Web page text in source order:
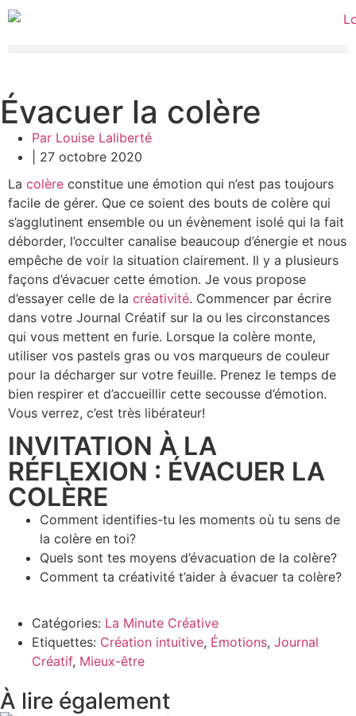
Évacuer la colère
Par Louise Laliberté
27 octobre 2020
La colère constitue une émotion qui n’est pas toujours
facile de gérer. Que ce soient des bouts de colère qui
s’agglutinent ensemble ou un évènement isolé qui la fait
déborder, l’occulter canalise beaucoup d’énergie et nous
empêche de voir la situation clairement. Il y a plusieurs
façons d’évacuer cette émotion. Je vous propose
d’essayer celle de la créativité. Commencer par écrire
dans votre Journal Créatif sur la ou les circonstances
qui vous mettent en furie. Lorsque la colère monte,
utiliser vos pastels gras ou vos marqueurs de couleur
pour la décharger sur votre feuille. Prenez le temps de
bien respirer et d’accueillir cette secousse d’émotion.
Vous verrez, c’est très libérateur!
INVITATION À LA
RÉFLEXION : ÉVACUER LA
COLÈRE
Comment identifies-tu les moments où tu sens de
la colère en toi?
Quels sont tes moyens d’évacuation de la colère?
Comment ta créativité t’aider à évacuer ta colère?
Catégories: La Minute Créative
Etiquettes: Création intuitive, Émotions, Journal
Créatif, Mieux-être
À lire également